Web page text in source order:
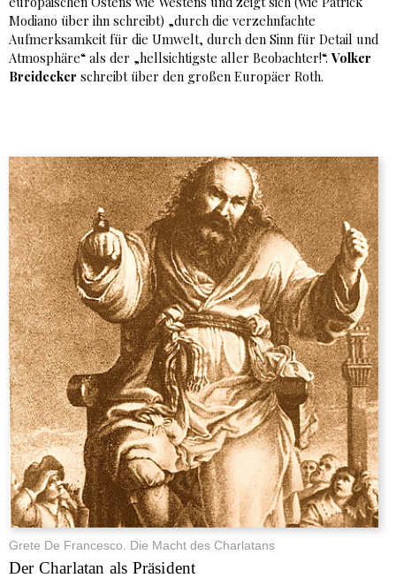
Modiano über ihn schreibt) „durch die verzehnfachte
Aufmerksamkeit für die Umwelt, durch den Sinn für Detail und
Atmosphäre“ als der „hellsichtigste aller Beobachter!“. Volker
Breidecker schreibt über den großen Europäer Roth.
Grete De Francesco. Die Macht des Charlatans
Der Charlatan als Präsident